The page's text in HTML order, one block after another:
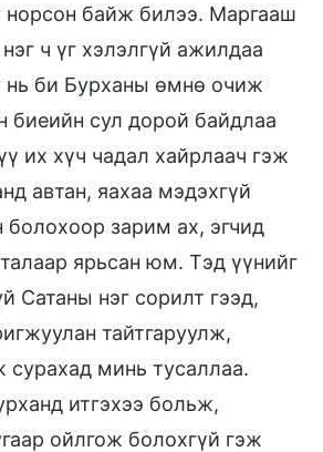
норсон байж билээ. Маргааш
ч үг хэлэлгүй ажилдаа
нь би Бурханы өмнө очиж
биеийн сул дорой байдлаа
их хүч чадал хайрлаач гэж
автан, яахаа мэдэхгүй
болохоор зарим ах, эгчид
ярьсан юм. Тэд үүнийг
Сатаны нэг сорилт гээд,
тайтгаруулж,
сурахад минь тусаллаа.
итгэхээ больж,
ойлгож болохгүй гэж